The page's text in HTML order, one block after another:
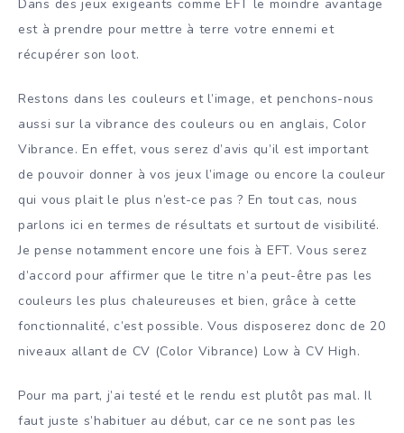
Dans des jeux exigeants comme EFT le moindre avantage
est à prendre pour mettre à terre votre ennemi et
récupérer son loot.
Restons dans les couleurs et l’image, et penchons-nous
aussi sur la vibrance des couleurs ou en anglais, Color
Vibrance. En effet, vous serez d’avis qu’il est important
de pouvoir donner à vos jeux l’image ou encore la couleur
qui vous plait le plus n’est-ce pas ? En tout cas, nous
parlons ici en termes de résultats et surtout de visibilité.
Je pense notamment encore une fois à EFT. Vous serez
d’accord pour affirmer que le titre n’a peut-être pas les
couleurs les plus chaleureuses et bien, grâce à cette
fonctionnalité, c’est possible. Vous disposerez donc de 20
niveaux allant de CV (Color Vibrance) Low à CV High.
Pour ma part, j’ai testé et le rendu est plutôt pas mal. Il
faut juste s’habituer au début, car ce ne sont pas les